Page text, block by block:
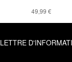
49,99 €
LETTRE